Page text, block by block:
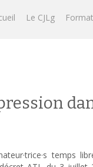
Le CJLg
temps